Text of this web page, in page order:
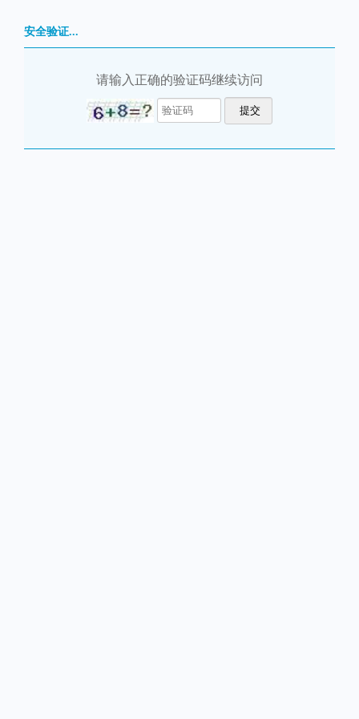
安全验证...
请输入正确的验证码继续访问